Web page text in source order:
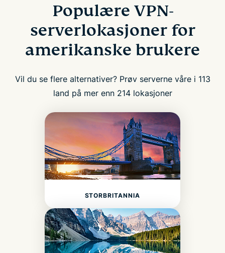
Populære VPN-
serverlokasjoner for
amerikanske brukere
Vil du se flere alternativer? Prøv serverne våre i 113
land på mer enn 214 lokasjoner
STORBRITANNIA